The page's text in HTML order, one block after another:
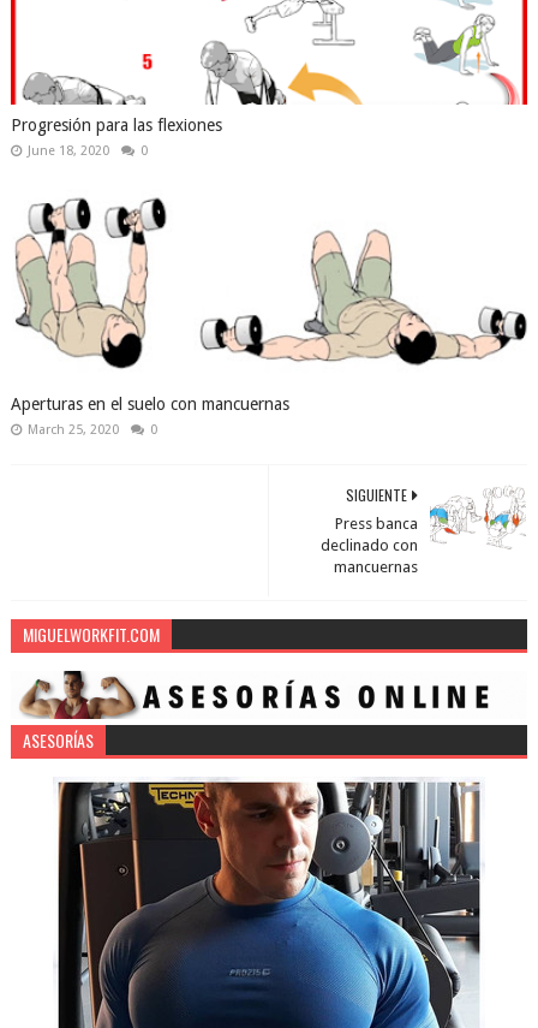
Progresión para las flexiones
June 18, 2020 0
Aperturas en el suelo con mancuernas
March 25, 2020 0
SIGUIENTE
Press banca
declinado con
mancuernas
MIGUELWORKFIT.COM
ASESORÍAS